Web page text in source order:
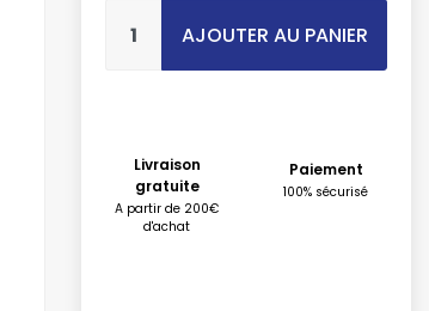
AJOUTER AU PANIER
Livraison
gratuite
A partir de 200€
d'achat
Paiement
100% sécurisé